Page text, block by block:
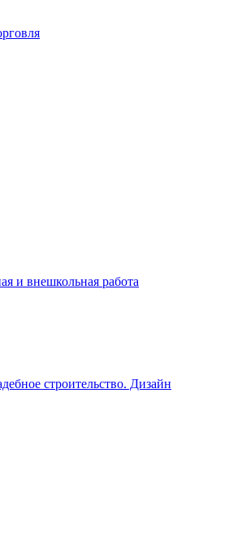
и внешкольная работа
строительство. Дизайн